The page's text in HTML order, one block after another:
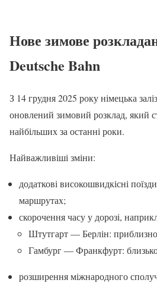
Нове зимове
Deutsche Bahn
З 14 грудня 2025 року німецька
оновлений зимовий розклад, який
найбільших за останні роки.
Найважливіші зміни:
додаткові високошвидкісні
маршрутах;
скорочення часу у дорозі,
Штутгарт — Берлін:
Гамбург — Франкфурт:
розширення міжнародного